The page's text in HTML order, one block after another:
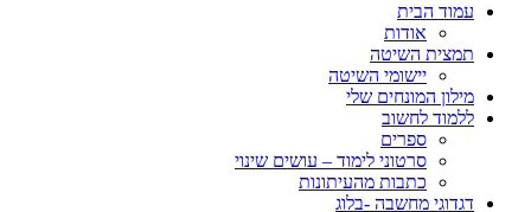
עמוד הבית
אודות
תמצית השיטה
יישומי השיטה
מילון המונחים שלי
ללמוד לחשוב
ספרים
סרטוני לימוד – עושים שינוי
כתבות מהעיתונות
דגדוגי מחשבה -בלוג